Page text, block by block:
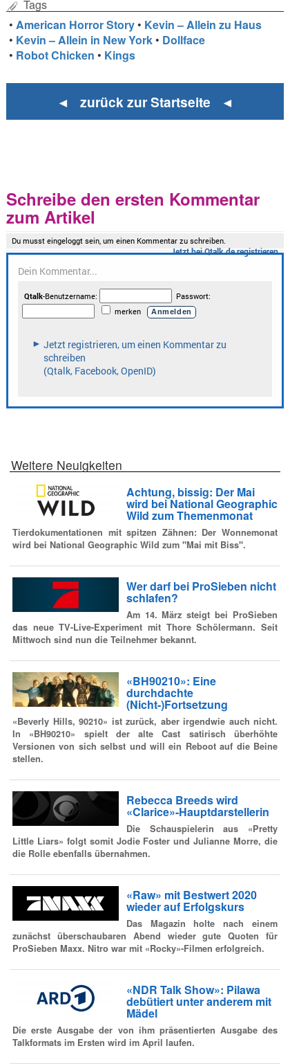
Tags
•American Horror Story • Kevin – Allein zu Haus
• Kevin – Allein in New York • Dollface
• Robot Chicken • Kings
◄ zurück zur Startseite ◄
Schreibe den ersten Kommentar
zum Artikel
Weitere Neuigkeiten
Achtung, bissig: Der Mai
wird bei National Geographic
Wild zum Themenmonat
Tierdokumentationen mit spitzen Zähnen: Der Wonnemonat
wird bei National Geographic Wild zum "Mai mit Biss".
Wer darf bei ProSieben nicht
schlafen?
Am 14. März steigt bei ProSieben
das neue TV-Live-Experiment mit Thore Schölermann. Seit
Mittwoch sind nun die Teilnehmer bekannt.
«BH90210»: Eine
durchdachte
(Nicht-)Fortsetzung
«Beverly Hills, 90210» ist zurück, aber irgendwie auch nicht.
In «BH90210» spielt der alte Cast satirisch überhöhte
Versionen von sich selbst und will ein Reboot auf die Beine
stellen.
Rebecca Breeds wird
«Clarice»-Hauptdarstellerin
Die Schauspielerin aus «Pretty
Little Liars» folgt somit Jodie Foster und Julianne Morre, die
die Rolle ebenfalls übernahmen.
«Raw» mit Bestwert 2020
wieder auf Erfolgskurs
Das Magazin holte nach einem
zunächst überschaubaren Abend wieder gute Quoten für
ProSieben Maxx. Nitro war mit «Rocky»-Filmen erfolgreich.
«NDR Talk Show»: Pilawa
debütiert unter anderem mit
Mädel
Die erste Ausgabe der von ihm präsentierten Ausgabe des
Talkformats im Ersten wird im April laufen.